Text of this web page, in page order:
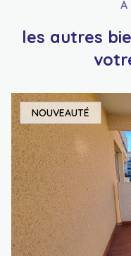
A
les autres
NOUVEAUTÉ